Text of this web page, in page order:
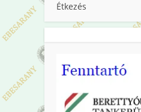
Étkezés